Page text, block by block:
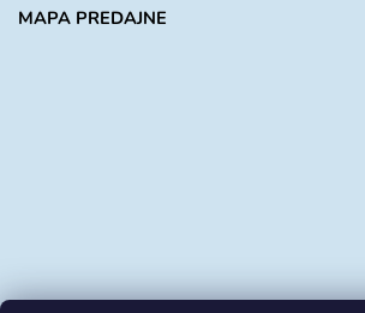
MAPA PREDAJNE